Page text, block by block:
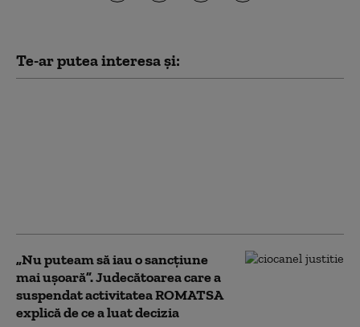
Te-ar putea interesa și:
„Nu puteam să iau o sancțiune
mai ușoară”. Judecătoarea care a
suspendat activitatea ROMATSA
explică de ce a luat decizia